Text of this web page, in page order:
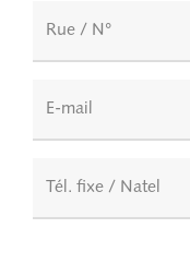
Rue / N°
E-mail
Tél. fixe / Natel